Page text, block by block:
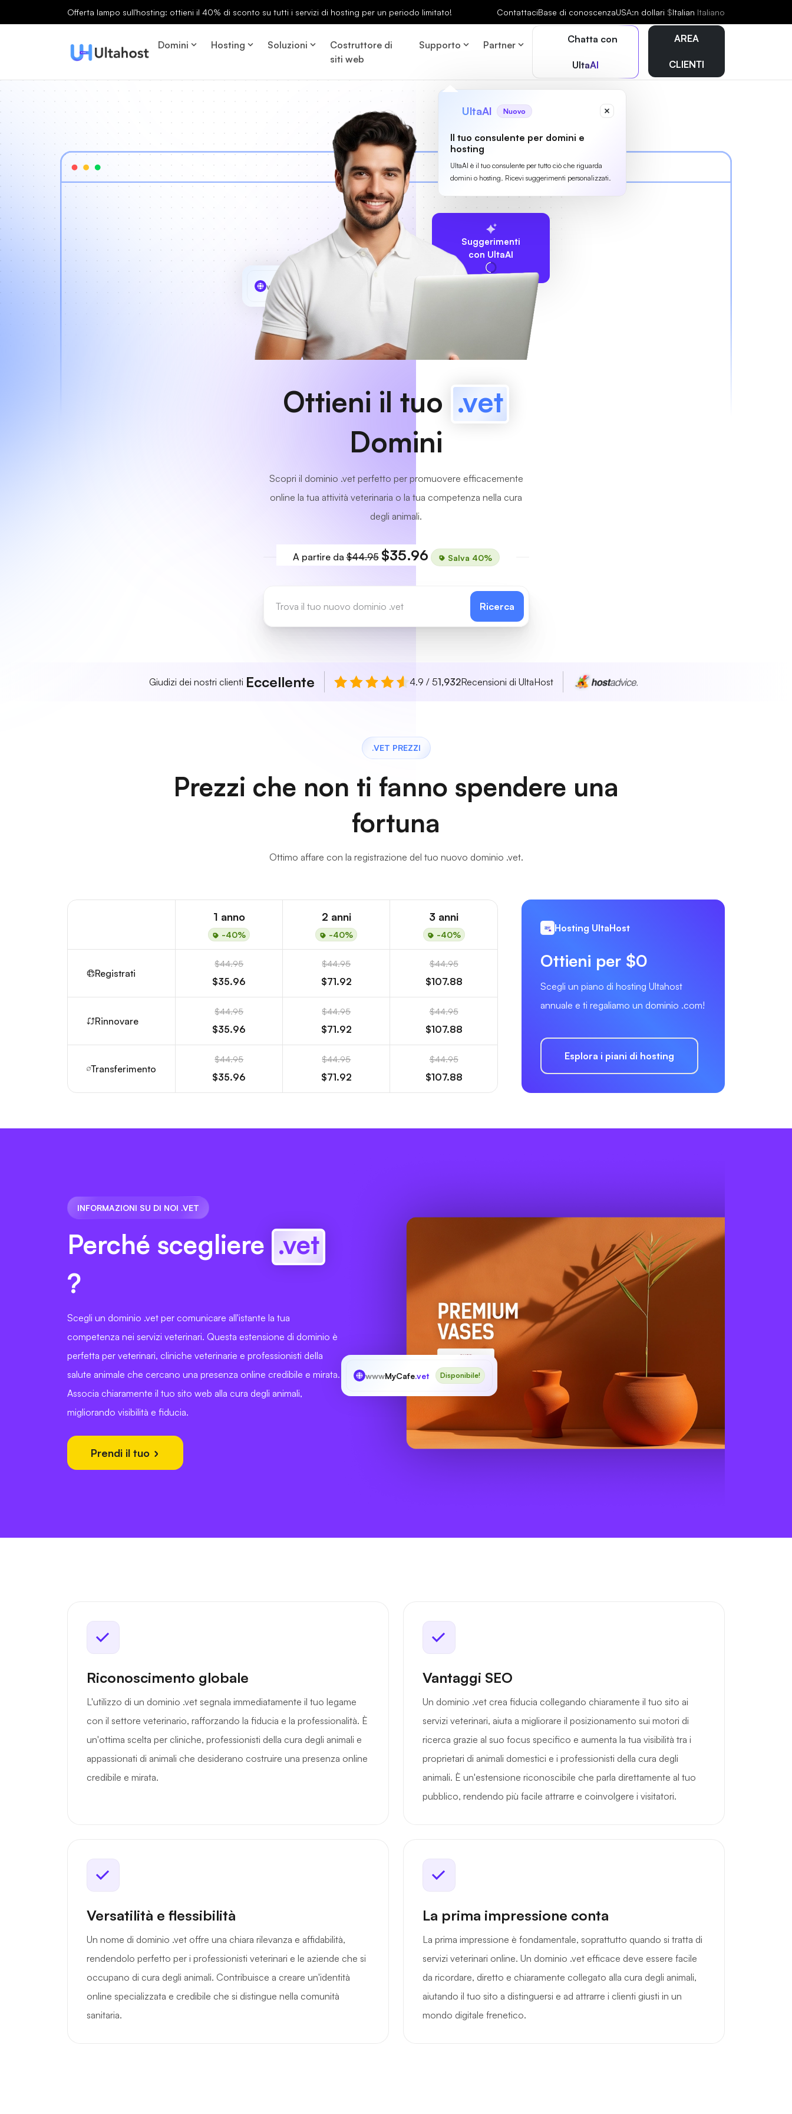
Offerta lampo sull'hosting: ottieni il 40% di sconto su tutti i servizi di hosting per un periodo limitato! ContattaciBase di conoscenzaUSA:n dollari $Italian Italiano
Domini Hosting Soluzioni
Costruttore di
siti web
Supporto Partner Chatta con
UltaAI
UltaAI Nuovo
Il tuo consulente per domini e
hosting
UltaAI è il tuo consulente per tutto ciò che riguarda
domini o hosting. Ricevi suggerimenti personalizzati.
AREA
CLIENTI
Suggerimenti
con UltaAI
www MyCafe
Ottieni il tuo .vet
Domini
Scopri il dominio .vet perfetto per promuovere efficacemente
online la tua attività veterinaria o la tua competenza nella cura
degli animali.
A partire da$44.95 $35.96 Salva 40%
Ricerca
Giudizi dei nostri clienti Eccellente 4.9 / 51,932Recensioni di UltaHost
.VET PREZZI
Prezzi che non ti fanno spendere una
fortuna
Ottimo affare con la registrazione del tuo nuovo dominio .vet.
1 anno
-40%
2 anni
-40%
3 anni
-40%
Registrati
$44.95
$35.96
$44.95
$71.92
$44.95
$107.88
Rinnovare
$44.95
$35.96
$44.95
$71.92
$44.95
$107.88
Transferimento
$44.95
$35.96
$44.95
$71.92
$44.95
$107.88
Hosting UltaHost
Ottieni per $0
Scegli un piano di hosting Ultahost
annuale e ti regaliamo un dominio .com!
Esplora i piani di hosting
INFORMAZIONI SU DI NOI .VET
Perché scegliere .vet
?
Scegli un dominio .vet per comunicare all'istante la tua
competenza nei servizi veterinari. Questa estensione di dominio è
perfetta per veterinari, cliniche veterinarie e professionisti della
salute animale che cercano una presenza online credibile e mirata.
Associa chiaramente il tuo sito web alla cura degli animali,
migliorando visibilità e fiducia.
Prendi il tuo
wwwMyCafe.vet Disponibile!
Riconoscimento globale
L'utilizzo di un dominio .vet segnala immediatamente il tuo legame
con il settore veterinario, rafforzando la fiducia e la professionalità. È
un'ottima scelta per cliniche, professionisti della cura degli animali e
appassionati di animali che desiderano costruire una presenza online
credibile e mirata.
Vantaggi SEO
Un dominio .vet crea fiducia collegando chiaramente il tuo sito ai
servizi veterinari, aiuta a migliorare il posizionamento sui motori di
ricerca grazie al suo focus specifico e aumenta la tua visibilità tra i
proprietari di animali domestici e i professionisti della cura degli
animali. È un'estensione riconoscibile che parla direttamente al tuo
pubblico, rendendo più facile attrarre e coinvolgere i visitatori.
Versatilità e flessibilità
Un nome di dominio .vet offre una chiara rilevanza e affidabilità,
rendendolo perfetto per i professionisti veterinari e le aziende che si
occupano di cura degli animali. Contribuisce a creare un'identità
online specializzata e credibile che si distingue nella comunità
sanitaria.
La prima impressione conta
La prima impressione è fondamentale, soprattutto quando si tratta di
servizi veterinari online. Un dominio .vet efficace deve essere facile
da ricordare, diretto e chiaramente collegato alla cura degli animali,
aiutando il tuo sito a distinguersi e ad attrarre i clienti giusti in un
mondo digitale frenetico.